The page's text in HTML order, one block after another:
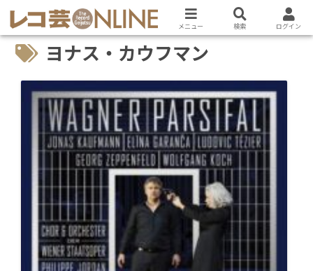
ヨナス・カウフマン
メニュー 検索 ログイン